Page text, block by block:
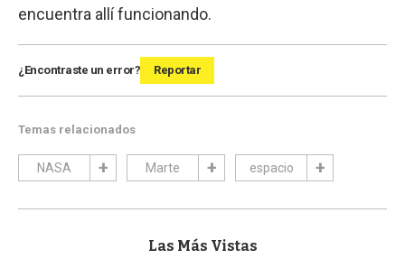
encuentra allí funcionando.
¿Encontraste un error? Reportar
Temas relacionados
NASA Marte espacio
Las Más Vistas